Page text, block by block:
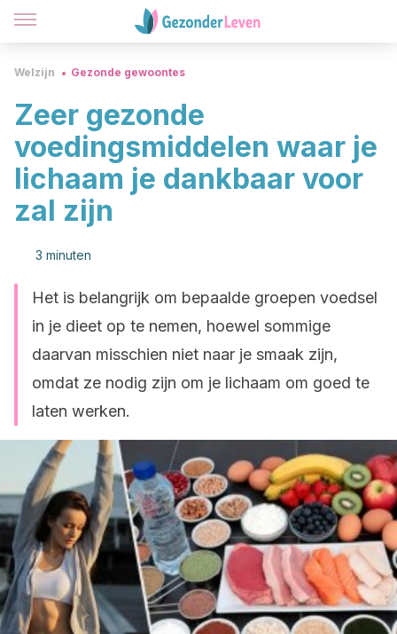
Welzijn Gezonde gewoontes
Zeer gezonde
voedingsmiddelen waar je
lichaam je dankbaar voor
zal zijn
3 minuten
Het is belangrijk om bepaalde groepen voedsel
in je dieet op te nemen, hoewel sommige
daarvan misschien niet naar je smaak zijn,
omdat ze nodig zijn om je lichaam om goed te
laten werken.